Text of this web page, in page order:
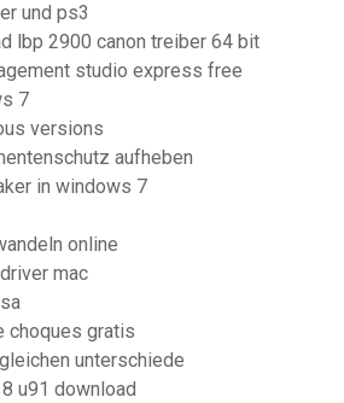
und ps3
lbp 2900 canon treiber 64 bit
studio express free
7
versions
aufheben
in windows 7
online
mac
choques gratis
unterschiede
u91 download